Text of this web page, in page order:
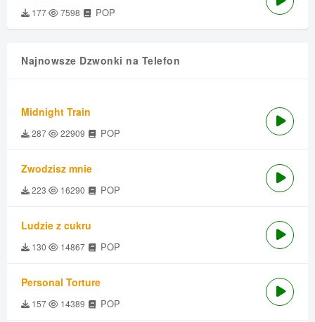
177 7598 POP
Najnowsze Dzwonki na Telefon
Midnight Train
287 22909 POP
Zwodzisz mnie
223 16290 POP
Ludzie z cukru
130 14867 POP
Personal Torture
157 14389 POP